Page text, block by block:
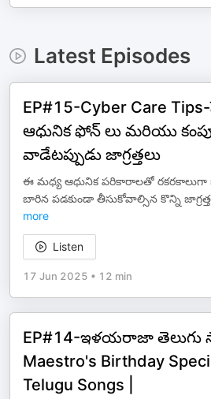
Latest Episodes
EP#15-Cyber Care Tips-
ఆధునిక ఫోన్ లు మరియు
వాడేటప్పుడు జాగ్రత్తలు
ఈ మధ్య ఆధునిక పరికారాలతో రకరకాలుగా
బారిన పడకుండా తీసుకోవాల్సిన కొన్ని
more
Listen
17 Jun 2025 • 12 min
EP#14-ఇళయరాజా తెలుగు
Maestro's Birthday
Telugu Songs |